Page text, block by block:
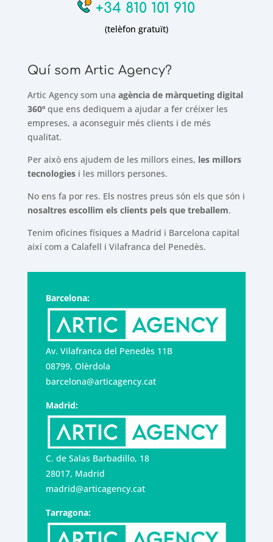
+34 810 101 910
(telèfon gratuït)
Quí som Artic Agency?
Artic Agency som una agència de màrqueting digital
360ºque ens dediquem a ajudar a fer créixer les
empreses, a aconseguir més clients i de més
qualitat.
Per això ens ajudem de les millors eines, les millors
tecnologiesi les millors persones.
No ens fa por res. Els nostres preus són els que són i
nosaltres escollim els clients pels que treballem.
Tenim oficines físiques a Madrid i Barcelona capital
així com a Calafell i Vilafranca del Penedès.
Barcelona:
Av. Vilafranca del Penedès 11B
08799, Olèrdola
barcelona@articagency.cat
Madrid:
C. de Salas Barbadillo, 18
28017, Madrid
madrid@articagency.cat
Tarragona: